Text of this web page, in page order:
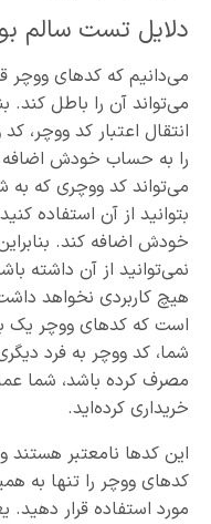
دلایل تست سالم
می‌دانیم که کدهای ووچر
می‌تواند آن را باطل کند.
انتقال اعتبار کد ووچر،
را به حساب خودش اضافه
می‌تواند کد ووچری که به
بتوانید از آن استفاده
خودش اضافه کند.
نمی‌توانید از آن داشته
هیچ کاربردی نخواهد
است که کدهای ووچر یک
شما، کد ووچر به فرد
مصرف کرده باشد، شما
خریداری کرده‌اید.
این کدها نامعتبر هستند
کدهای ووچر را تنها به
مورد استفاده قرار